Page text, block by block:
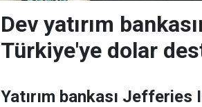
Dev yatırım
Türkiye'ye dolar
Yatırım bankası Jefferies